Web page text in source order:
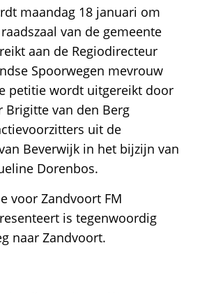
maandag 18 januari om
van de gemeente
aan de Regiodirecteur
Spoorwegen mevrouw
petitie wordt uitgereikt door
van den Berg
uit de
Beverwijk in het bijzijn van
Dorenbos.
voor Zandvoort FM
is tegenwoordig
naar Zandvoort.